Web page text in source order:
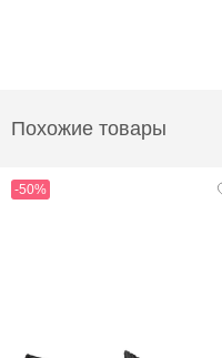
Похожие товары
-50%